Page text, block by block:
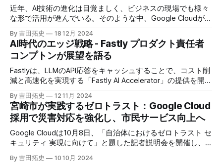
近年、AI技術の進化は目覚ましく、ビジネスの現場でも様々
な形で活用が進んでいる。そのような中、Google Cloudが新
たに発表したGoogle Agentspaceは、いま注目を集めるAIエ
ージェントがエンタープライズITを大きく変革する予兆と言
えるだろう。
By 吉田拓史 18 12月 2024
AI時代のエッジ戦略 - Fastly プロダクト責任者
コンプトンが展望を語る
Fastlyは、LLMのAPI応答をキャッシュすることで、コスト削
減と高速化を実現する「Fastly AI Accelerator」の提供を開始
した。キップ・コンプトン最高プロダクト責任者（CPO）
は、類似した質問への応答を再利用し、効率的な処理を可能
にすると説明した。さらに、コンプトンは、エッジコンピュ
ーティングの利点を活かしたパーソナライズや、エッジにお
けるGPUの経済性、セキュリティへの取り組みなど、Fastly
のAI戦略について語った。
By 吉田拓史 12 11月 2024
宮崎市が実践するゼロトラスト：Google Cloud
採用で災害対応を強化し、市民サービス向上へ
Google Cloudは10月8日、「自治体におけるゼロトラスト セ
キュリティ 実現に向けて」と題した記者説明会を開催し、
自治体向けにゼロトラストセキュリティ導入を支援するプロ
グラムを発表した。宮崎市の事例では、Google Workspace
By 吉田拓史 10 10月 2024